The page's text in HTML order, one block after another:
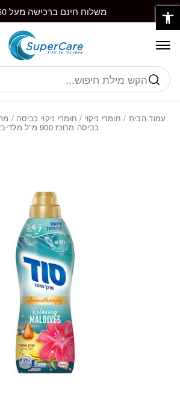
Skip to Content משלוח חינם ברכישה מעל ₪350
חיפוש
עמוד הבית / חומרי ניקוי / חומרי ניקוי כביסה /
כביסה מרוכז 900 מ”ל מלדיביים
בחזרה למעלה
פתח סרגל נגישות